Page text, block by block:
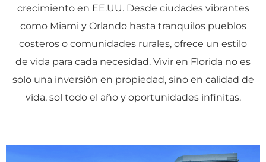
crecimiento en EE.UU. Desde ciudades vibrantes
como Miami y Orlando hasta tranquilos pueblos
costeros o comunidades rurales, ofrece un estilo
de vida para cada necesidad. Vivir en Florida no es
solo una inversión en propiedad, sino en calidad de
vida, sol todo el año y oportunidades infinitas.